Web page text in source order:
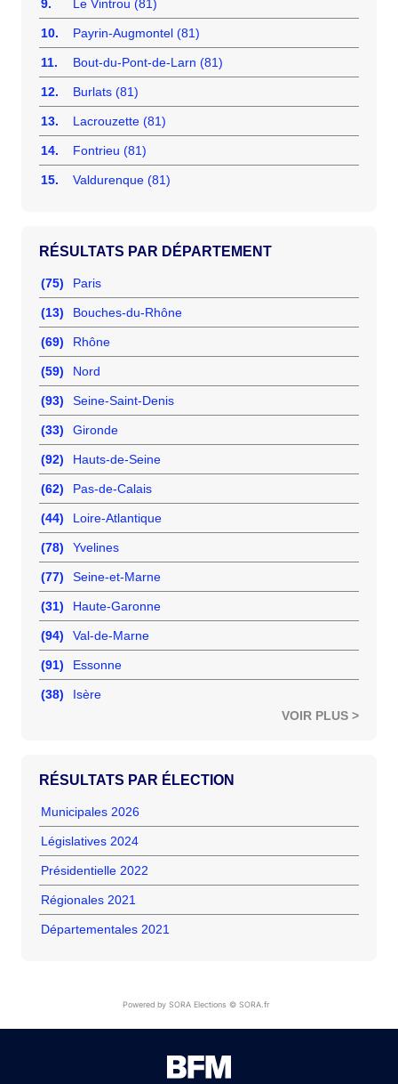
9. Le Vintrou (81)
10. Payrin-Augmontel (81)
11. Bout-du-Pont-de-Larn (81)
12. Burlats (81)
13. Lacrouzette (81)
14. Fontrieu (81)
15. Valdurenque (81)
RÉSULTATS PAR DÉPARTEMENT
(75) Paris
(13) Bouches-du-Rhône
(69) Rhône
(59) Nord
(93) Seine-Saint-Denis
(33) Gironde
(92) Hauts-de-Seine
(62) Pas-de-Calais
(44) Loire-Atlantique
(78) Yvelines
(77) Seine-et-Marne
(31) Haute-Garonne
(94) Val-de-Marne
(91) Essonne
(38)
Isère
VOIR PLUS >
RÉSULTATS PAR ÉLECTION
Municipales 2026
Législatives 2024
Présidentielle 2022
Régionales 2021
Départementales 2021
Powered by SORA Elections © SORA.fr